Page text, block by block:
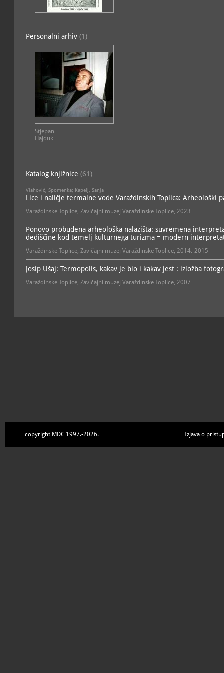
Personalni arhiv (1)
Stjepan
Hajduk
Katalog knjižnice (61)
Vlahović, Spomenka; Kapelj, Sanja
Lice i naličje termalne vode Varaždinskih Toplica: Arheološki
Varaždinske Toplice, Zavičajni muzej Varaždinske Toplice, 2023
Ponovo probuđena arheološka nalazišta: suvremena
dediščine kod temelj kulturnega turizma = modern
Varaždinske Toplice, Zavičajni muzej Varaždinske Toplice, 2014.-2015
Josip Ušaj: Termopolis, kakav je bio i kakav jest : izložba
Varaždinske Toplice, Zavičajni muzej Varaždinske Toplice, 2007
copyright MDC 1997.-2026. Izjava o